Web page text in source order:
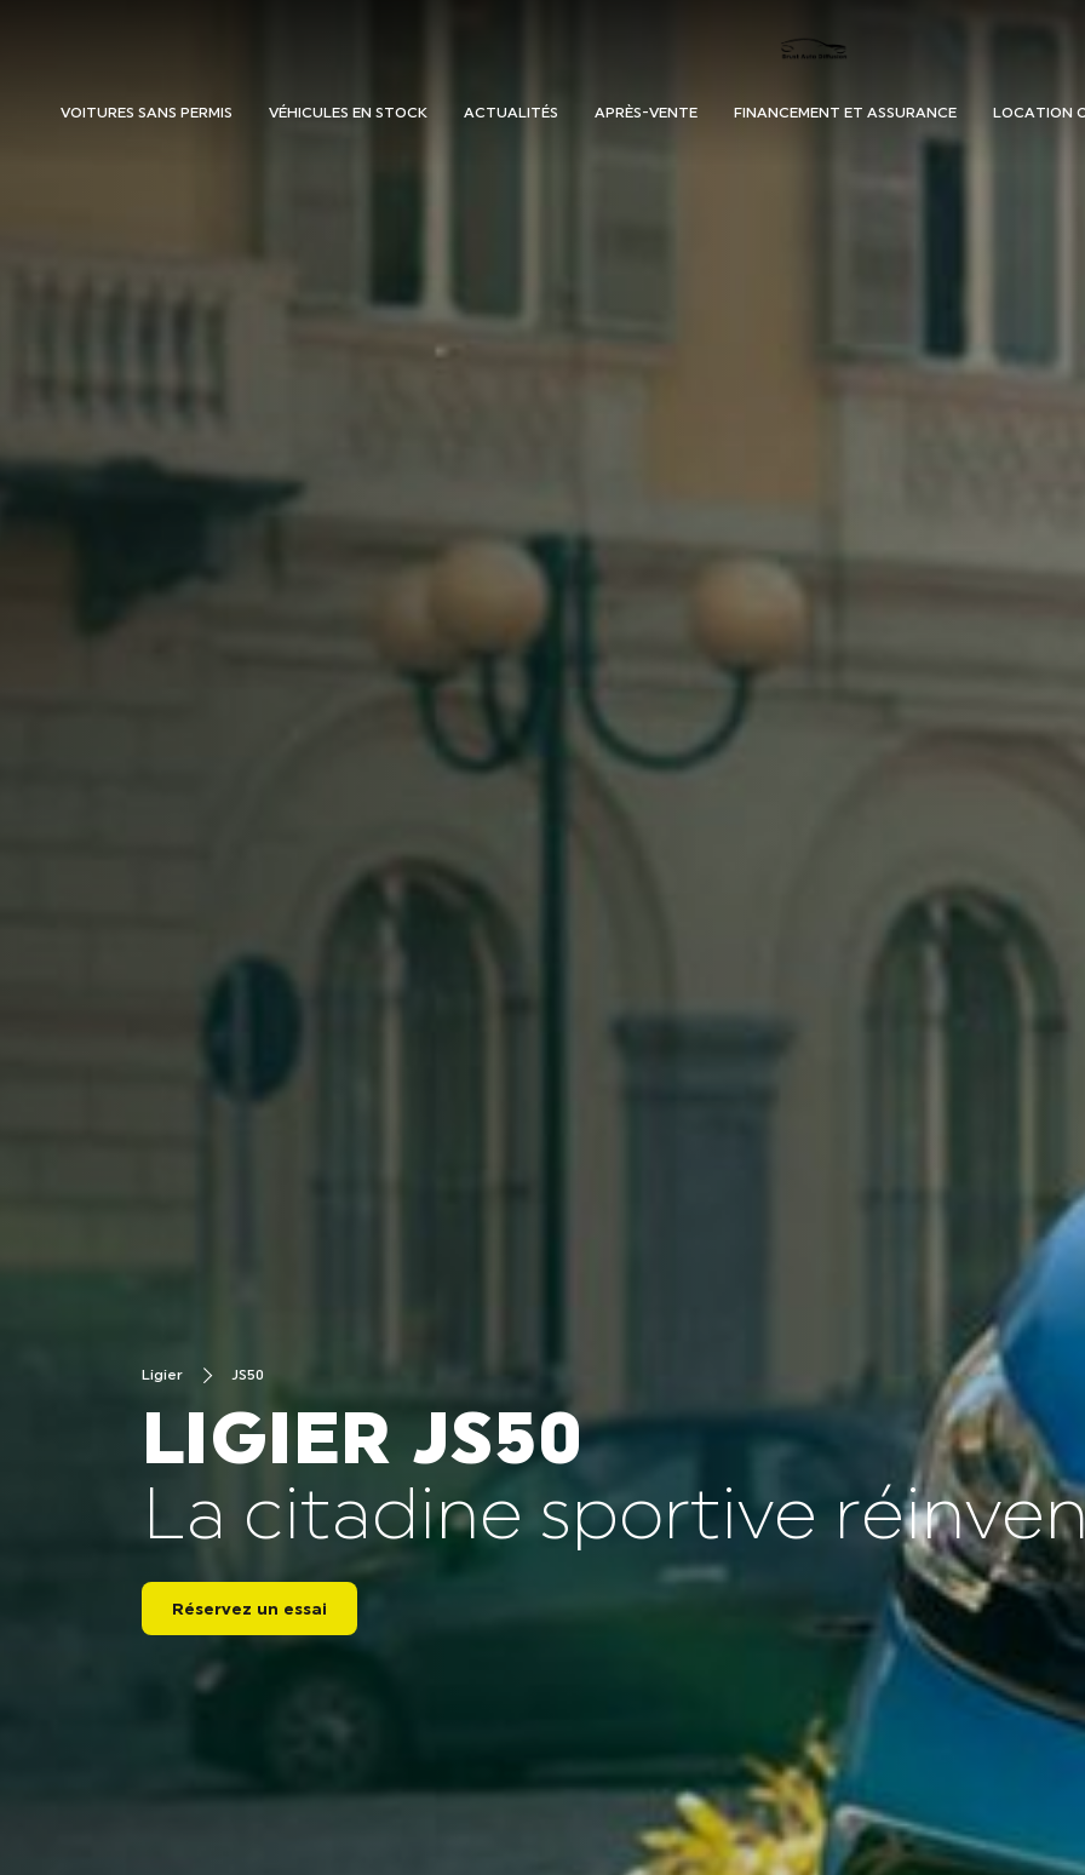
VOITURES SANS PERMIS VÉHICULES EN STOCK ACTUALITÉS APRÈS-VENTE FINANCEMENT ET ASSURANCE LOCATION
Ligier JS50
LIGIER JS50
La citadine sportive
Réservez un essai